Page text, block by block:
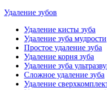
Удаление зубов
Удаление кисты зуба
Удаление зуба мудрости
Простое удаление зуба
Удаление корня зуба
Удаление зуба
Сложное удаление зуба
Удаление